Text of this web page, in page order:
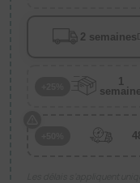
2 semaines
1
semaine